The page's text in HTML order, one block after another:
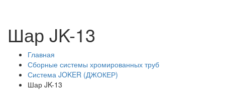
Шар JK-13
Главная
Сборные системы хромированных труб
Система JOKER (ДЖОКЕР)
Шар JK-13